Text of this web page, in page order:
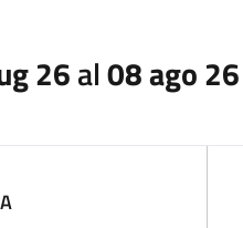
26al08 ago 26